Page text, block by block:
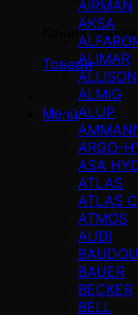
Кошик
Товари
Menü
AIRMAN
AKSA
ALIMAR
ALLISON
ALMiG
ALUP
ARGO-
ASA
ATLAS
ATLAS
ATMOS
AUDI
BAUER
BECKER
BELL